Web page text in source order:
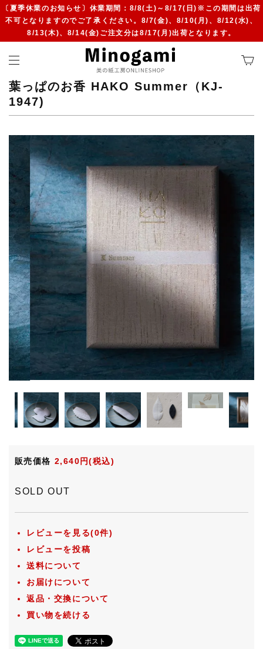
〔夏季休業のお知らせ〕休業期間：8/8(土)～8/17(日)※この期間は出荷
不可となりますのでご了承ください。8/7(金)、8/10(月)、8/12(水)、
8/13(木)、8/14(金)ご注文分は8/17(月)出荷となります。
葉っぱのお香 HAKO Summer（KJ-
1947)
販売価格 2,640円(税込)
SOLD OUT
レビューを見る(0件)
レビューを投稿
送料について
お届けについて
返品・交換について
買い物を続ける